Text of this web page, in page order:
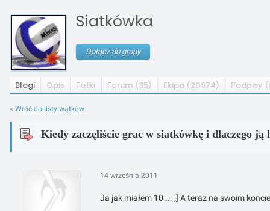
Siatkówka
Dołącz do grupy
Blogi Opis Fotki Forum (35) Ekipa (20974) Podpisy
« Wróć do listy wątków
Kiedy zaczęliście grac w siatkówkę i dlaczego ją
14 września 2011
Ja jak miałem 10 ... ;] A teraz na swoim